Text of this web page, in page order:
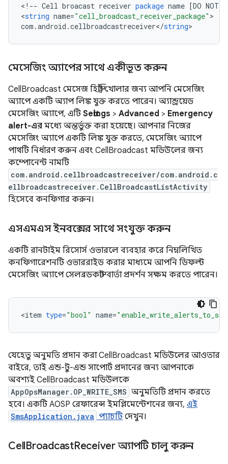
< ! -- Cell broacast receiver package name [DO NOT
<string name="cell_broadcast_receiver_package"
com .android .cellbroadcastreceiver</string
মেসেজিং অ্যাপের সাথে একীভূত করুন
CellBroadcast মেসেজ হিস্ট্রি খোলার জন্য আপনি মেসেজিং
অ্যাপে একটি অ্যাপ লিঙ্ক যুক্ত করতে পারেন। অ্যান্ড্রয়েড
মেসেজিং অ্যাপে, এটি Settings > Advanced > Emergency
alert-এর মধ্যে অন্তর্ভুক্ত করা হয়েছে। আপনার নিজের
মেসেজিং অ্যাপে একটি লিঙ্ক যুক্ত করতে, মেসেজিং অ্যাপে
পাথটি নির্ধারণ করুন এবং CellBroadcast মডিউলের জন্য
কম্পোনেন্ট নামটি
com.android.cellbroadcastreceiver/com.android.c
ellbroadcastreceiver.CellBroadcastListActivity
হিসেবে কনফিগার করুন।
এসএমএস ইনবক্সের সাথে সংযুক্ত করুন
একটি রানটাইম রিসোর্স ওভারলে ব্যবহার করে নিম্নলিখিত
কনফিগারেশনটি ওভাররাইড করার মাধ্যমে আপনি ডিফল্ট
মেসেজিং অ্যাপে সেলব্রডকাস্ট বার্তা প্রদর্শন সক্ষম করতে পারেন।
<item type="bool" name=
যেহেতু অনুমতি প্রদান করা CellBroadcast মডিউলের আওতার
বাইরে, তাই এন্ড-টু-এন্ড সাপোর্ট প্রদানের জন্য আপনাকে
অবশ্যই CellBroadcast মডিউলকে
AppOpsManager.OP_WRITE_SMS অনুমতিটি প্রদান করতে
হবে। একটি AOSP রেফারেন্স ইমপ্লিমেন্টেশনের জন্য, এই
SmsApplication.java প্যাচটি দেখুন।
CellBroadcastReceiver অ্যাপটি চালু করুন